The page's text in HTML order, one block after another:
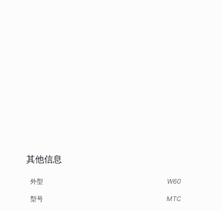
其他信息
外型 W60
型号 MTC